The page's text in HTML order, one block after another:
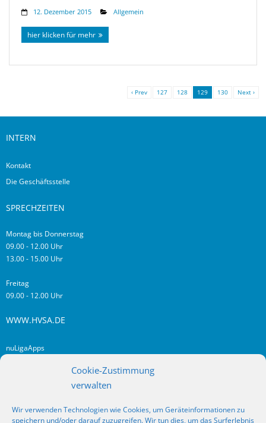
Cookie-Zustimmung
verwalten
Wir verwenden Technologien wie Cookies, um Geräteinformationen zu
speichern und/oder darauf zuzugreifen. Wir tun dies, um das Surferlebnis
12. Dezember 2015 Allgemein
hier klicken für mehr
‹ Prev 127 128 129 130 Next ›
INTERN
Kontakt
Die Geschäftsstelle
SPRECHZEITEN
Montag bis Donnerstag
09.00 - 12.00 Uhr
13.00 - 15.00 Uhr
Freitag
09.00 - 12.00 Uhr
WWW.HVSA.DE
nuLigaApps
RSS